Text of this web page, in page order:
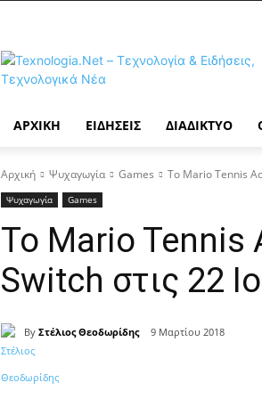
ΑΡΧΙΚΉ ΕΙΔΉΣΕΙΣ ΔΙΑΔΊΚΤΥΟ
Αρχική Ψυχαγωγία Games Το Mario Tennis
Ψυχαγωγία Games
Το Mario Tennis
Switch στις 22
By Στέλιος Θεοδωρίδης 9 Μαρτίου 2018
Κοινοποίηση